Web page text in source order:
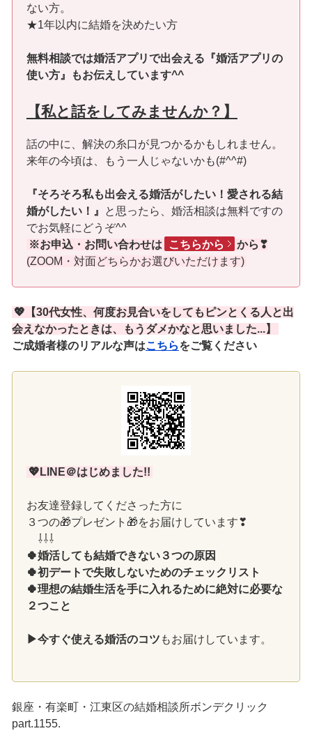
ない方。
★1年以内に結婚を決めたい方
無料相談では婚活アプリで出会える『婚活アプリの
使い方』もお伝えしています^^
【私と話をしてみませんか？】
話の中に、解決の糸口が見つかるかもしれません。
来年の今頃は、もう一人じゃないかも(#^^#)
『そろそろ私も出会える婚活がしたい！愛される結
婚がしたい！』
と思ったら、婚活相談は無料ですの
でお気軽にどうぞ^^
※お申込・お問い合わせは
こちらから
から❣
(ZOOM・対面どちらかお選びいただけます)
💖【30代女性、何度お見合いをしてもピンとくる人と出
会えなかったときは、もうダメかなと思いました...】
ご成婚者様のリアルな声はこちらをご覧ください
💖LINE＠はじめました!!
お友達登録してくださった方に
３つの🎁プレゼント🎁をお届けしています❣
⇩⇩⇩
🍀婚活しても結婚できない３つの原因
🍀初デートで失敗しないためのチェックリスト
🍀理想の結婚生活を手に入れるために絶対に必要な
２つこと
▶今すぐ使える婚活のコツ もお届けしています。
銀座・有楽町・江東区の結婚相談所ボンデクリック
part.1155.